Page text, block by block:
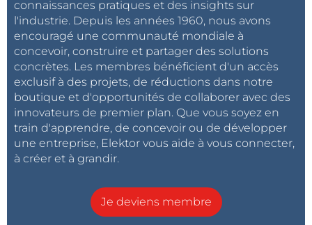
connaissances pratiques et des insights sur
l'industrie. Depuis les années 1960, nous avons
encouragé une communauté mondiale à
concevoir, construire et partager des solutions
concrètes. Les membres bénéficient d'un accès
exclusif à des projets, de réductions dans notre
boutique et d'opportunités de collaborer avec des
innovateurs de premier plan. Que vous soyez en
train d'apprendre, de concevoir ou de développer
une entreprise, Elektor vous aide à vous connecter,
à créer et à grandir.
Je deviens membre